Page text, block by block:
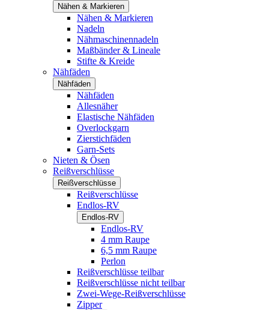
Nähen & Markieren
Nähen & Markieren
Nadeln
Nähmaschinennadeln
Maßbänder & Lineale
Stifte & Kreide
Nähfäden
Nähfäden
Nähfäden
Allesnäher
Elastische Nähfäden
Overlockgarn
Zierstichfäden
Garn-Sets
Nieten & Ösen
Reißverschlüsse
Reißverschlüsse
Reißverschlüsse
Endlos-RV
Endlos-RV
Endlos-RV
4 mm Raupe
6,5 mm Raupe
Perlon
Reißverschlüsse teilbar
Reißverschlüsse nicht teilbar
Zwei-Wege-Reißverschlüsse
Zipper